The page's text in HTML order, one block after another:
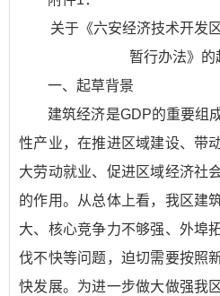
关于《六安经济技术开发
暂行办法》的
一、起草背景
建筑经济是GDP的重要组
性产业，在推进区域建设、带
大劳动就业、促进区域经济社
的作用。从总体上看，我区建
大、核心竞争力不够强、外埠
伐不快等问题，迫切需要按照
快发展。为进一步做大做强我